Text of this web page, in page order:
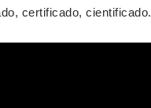
certificado, cientificado.